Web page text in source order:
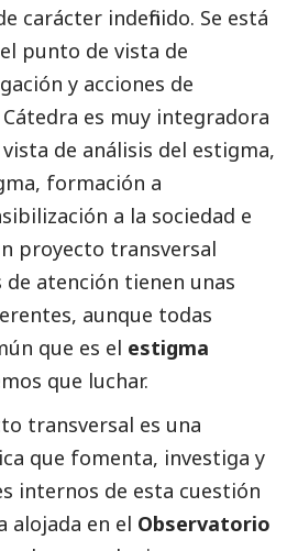
carácter indefinido. Se está
punto de vista de
y acciones de
es muy integradora
de análisis del estigma,
formación a
a la sociedad e
proyecto transversal
de atención tienen unas
aunque todas
que es el estigma
que luchar.
transversal es una
que fomenta, investiga y
internos de esta cuestión
alojada en el Observatorio